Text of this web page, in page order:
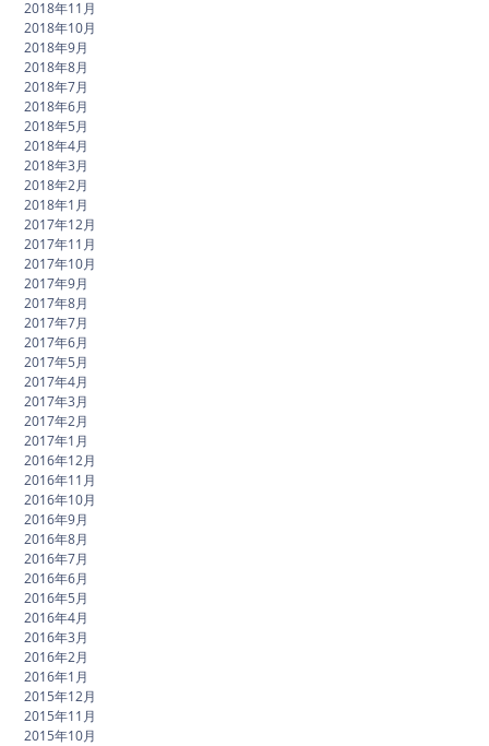
2018年11月
2018年10月
2018年9月
2018年8月
2018年7月
2018年6月
2018年5月
2018年4月
2018年3月
2018年2月
2018年1月
2017年12月
2017年11月
2017年10月
2017年9月
2017年8月
2017年7月
2017年6月
2017年5月
2017年4月
2017年3月
2017年2月
2017年1月
2016年12月
2016年11月
2016年10月
2016年9月
2016年8月
2016年7月
2016年6月
2016年5月
2016年4月
2016年3月
2016年2月
2016年1月
2015年12月
2015年11月
2015年10月